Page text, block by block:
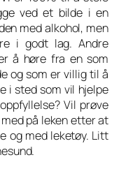
ved et bilde i en
med alkohol, men
i godt lag. Andre
å høre fra en som
og som er villig til å
i sted som vil hjelpe
Vil prøve
på leken etter at
og med leketøy. Litt